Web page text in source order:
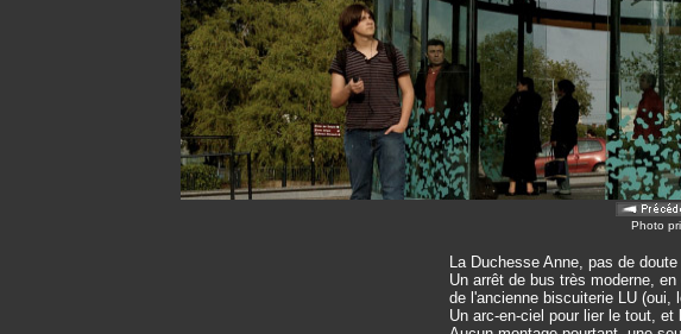
Photo
La Duchesse Anne, pas de
Un arrêt de bus très moderne,
de l'ancienne biscuiterie LU
Un arc-en-ciel pour lier le tout,